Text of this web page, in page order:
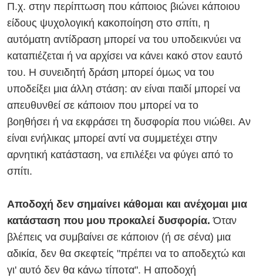
Π.χ. στην περίπτωση που κάποιος βιώνει κάποιου
είδους ψυχολογική κακοποίηση στο σπίτι, η
αυτόματη αντίδραση μπορεί να του υποδεικνύει να
καταπιέζεται ή να αρχίσει να κάνει κακό στον εαυτό
του. Η συνειδητή δράση μπορεί όμως να του
υποδείξει μια άλλη στάση: αν είναι παιδί μπορεί να
απευθυνθεί σε κάποιον που μπορεί να το
βοηθήσει ή να εκφράσει τη δυσφορία που νιώθει. Αν
είναι ενήλικας μπορεί αντί να συμμετέχει στην
αρνητική κατάσταση, να επιλέξει να φύγει από το
σπίτι.
Αποδοχή δεν σημαίνει κάθομαι και ανέχομαι μια
κατάσταση που μου προκαλεί δυσφορία. Όταν
βλέπεις να συμβαίνει σε κάποιον (ή σε σένα) μια
αδικία, δεν θα σκεφτείς "πρέπει να το αποδεχτώ και
γι' αυτό δεν θα κάνω τίποτα". Η αποδοχή